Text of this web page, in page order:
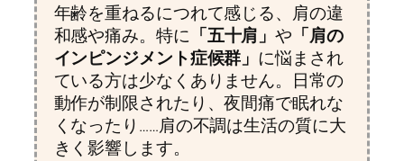
年齢を重ねるにつれて感じる、肩の違
和感や痛み。特に 「五十肩」や 「肩の
インピンジメント症候群」 に悩まされ
ている方は少なくありません。日常の
動作が制限されたり、夜間痛で眠れな
くなったり……肩の不調は生活の質に大
きく影響します。